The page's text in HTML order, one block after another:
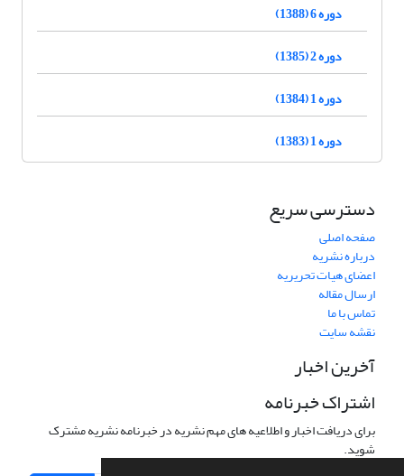
دوره 6 (1388)
دوره 2 (1385)
دوره 1 (1384)
دوره 1 (1383)
دسترسی سریع
صفحه اصلی
درباره نشریه
اعضای هیات تحریریه
ارسال مقاله
تماس با ما
نقشه سایت
آخرین اخبار
اشتراک خبرنامه
برای دریافت اخبار و اطلاعیه های مهم نشریه در خبرنامه نشریه مشترک
شوید.